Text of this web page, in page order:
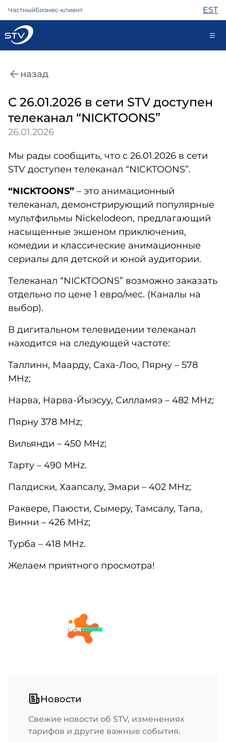
ЧастныйБизнес-клиент EST
Интернет
Телефон
Охрана
Помощь
Магазин
Контакты
Новости
назад
С 26.01.2026 в сети STV доступен
телеканал “NICKTOONS”
26.01.2026
Мы рады сообщить, что с 26.01.2026 в сети
STV доступен телеканал “NICKTOONS”.
“NICKTOONS” – это анимационный
телеканал, демонстрирующий популярные
мультфильмы Nickelodeon, предлагающий
насыщенные экшеном приключения,
комедии и классические анимационные
сериалы для детской и юной аудитории.
Телеканал “NICKTOONS” возможно заказать
отдельно по цене 1 евро/мес. (Каналы на
выбор).
В дигитальном телевидении телеканал
находится на следующей частоте:
Таллинн, Маарду, Саха-Лоо, Пярну – 578
MHz;
Нарва, Нарва-Йыэсуу, Силламяэ – 482 MHz;
Пярну 378 MHz;
Вильянди – 450 MHz;
Тарту – 490 MHz.
Палдиски, Хаапсалу, Эмари – 402 MHz;
Раквере, Паюсти, Сымеру, Тамсалу, Тапа,
Винни – 426 MHz;
Турба – 418 MHz.
Желаем приятного просмотра!
Новости
Свежие новости об STV, изменениях
тарифов и другие важные события.